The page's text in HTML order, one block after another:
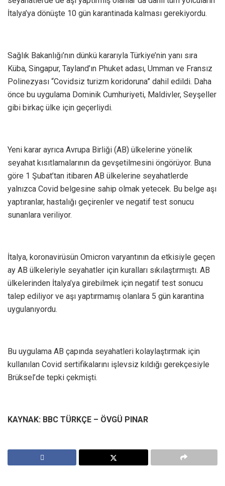
İtalya’ya dönüşte 10 gün karantinada kalması gerekiyordu.
Sağlık Bakanlığı’nın dünkü kararıyla Türkiye’nin yanı sıra
Küba, Singapur, Tayland’ın Phuket adası, Umman ve Fransız
Polinezyası “Covidsiz turizm koridoruna” dahil edildi. Daha
önce bu uygulama Dominik Cumhuriyeti, Maldivler, Seyşeller
gibi birkaç ülke için geçerliydi.
Yeni karar ayrıca Avrupa Birliği (AB) ülkelerine yönelik
seyahat kısıtlamalarının da gevşetilmesini öngörüyor. Buna
göre 1 Şubat’tan itibaren AB ülkelerine seyahatlerde
yalnızca Covid belgesine sahip olmak yetecek. Bu belge aşı
yaptıranlar, hastalığı geçirenler ve negatif test sonucu
sunanlara veriliyor.
İtalya, koronavirüsün Omicron varyantının da etkisiyle geçen
ay AB ülkeleriyle seyahatler için kuralları sıkılaştırmıştı. AB
ülkelerinden İtalya’ya girebilmek için negatif test sonucu
talep ediliyor ve aşı yaptırmamış olanlara 5 gün karantina
uygulanıyordu.
Bu uygulama AB çapında seyahatleri kolaylaştırmak için
kullanılan Covid sertifikalarını işlevsiz kıldığı gerekçesiyle
Brüksel’de tepki çekmişti.
KAYNAK: BBC TÜRKÇE – ÖVGÜ PINAR